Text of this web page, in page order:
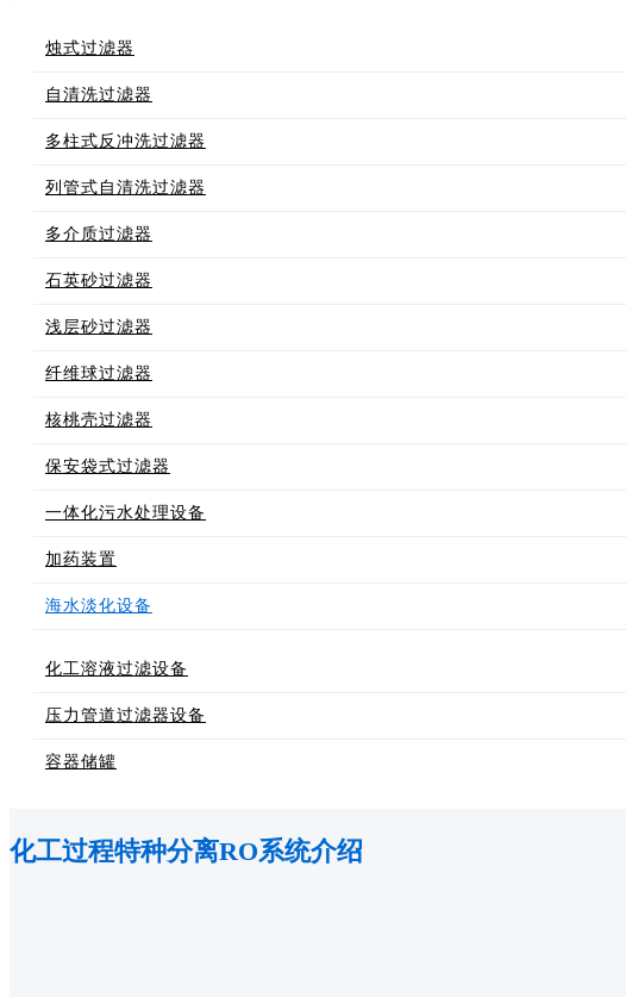
烛式过滤器
自清洗过滤器
多柱式反冲洗过滤器
列管式自清洗过滤器
多介质过滤器
石英砂过滤器
浅层砂过滤器
纤维球过滤器
核桃壳过滤器
保安袋式过滤器
一体化污水处理设备
加药装置
海水淡化设备
化工溶液过滤设备
压力管道过滤器设备
容器储罐
化工过程特种分离RO系统介绍